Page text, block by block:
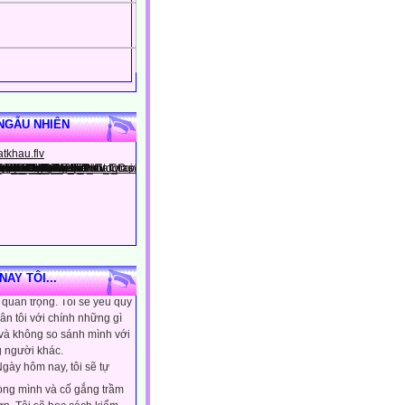
NHIÊN
TÔI...
là người đặc biệt, một
trọng. Tôi sẽ yêu quý
tôi với chính những gì
không so sánh mình với
người khác.
hôm nay, tôi sẽ tự
mình và cố gắng trầm
Tôi sẽ học cách kiểm